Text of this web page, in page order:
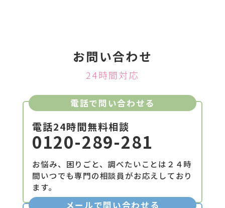
お問い合わせ
24時間対応
電話で問い合わせる
電話24時間無料相談
0120-289-281
お悩み、困りごと、調べたいことは２４時
間いつでも専門の相談員がお応えしており
ます。
メールで問い合わせる